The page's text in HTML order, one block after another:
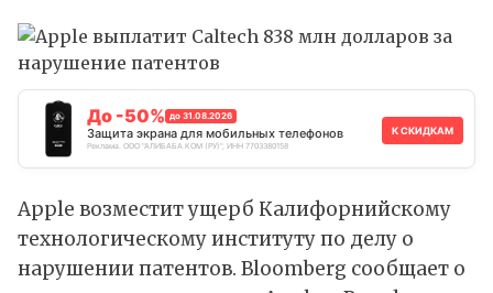
До -50% до 31.08.2026
Защита экрана для мобильных телефонов
Реклама. ООО "АЛИБАБА.КОМ (РУ)", ИНН 7703380158
К СКИДКАМ
Apple возместит ущерб Калифорнийскому
технологическому институту по делу о
нарушении патентов. Bloomberg сообщает о